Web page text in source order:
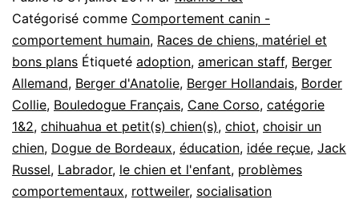
Catégorisé comme Comportement canin -
comportement humain, Races de chiens, matériel et
bons plans Étiqueté adoption, american staff, Berger
Allemand, Berger d'Anatolie, Berger Hollandais, Border
Collie, Bouledogue Français, Cane Corso, catégorie
1&2, chihuahua et petit(s) chien(s), chiot, choisir un
chien, Dogue de Bordeaux, éducation, idée reçue, Jack
Russel, Labrador, le chien et l'enfant, problèmes
comportementaux, rottweiler, socialisation